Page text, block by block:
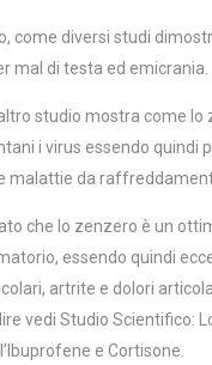
come diversi studi
mal di testa ed emicrania.
studio mostra come lo
i virus essendo quindi
malattie da
che lo zenzero è un
essendo quindi
artrite e dolori
vedi Studio Scientifico:
e Cortisone.